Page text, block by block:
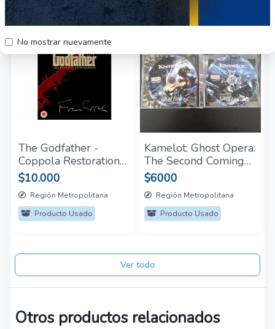
No mostrar nuevamente
The Godfather -
Coppola Restoration
[Blu-ray]
$10.000
Región Metropolitana
Producto Usado
Kamelot: Ghost Opera:
The Second Coming
2CD
$6000
Región Metropolitana
Producto Usado
Ver todo
Otros productos relacionados